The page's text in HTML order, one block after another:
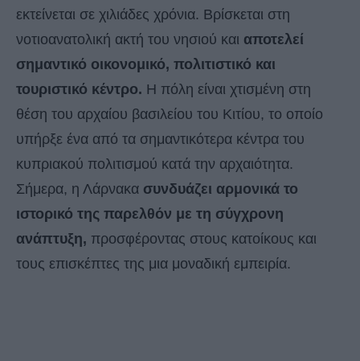
εκτείνεται σε χιλιάδες χρόνια. Βρίσκεται στη
νοτιοανατολική ακτή του νησιού και αποτελεί
σημαντικό οικονομικό, πολιτιστικό και
τουριστικό κέντρο. Η πόλη είναι χτισμένη στη
θέση του αρχαίου βασιλείου του Κιτίου, το οποίο
υπήρξε ένα από τα σημαντικότερα κέντρα του
κυπριακού πολιτισμού κατά την αρχαιότητα.
Σήμερα, η Λάρνακα συνδυάζει αρμονικά το
ιστορικό της παρελθόν με τη σύγχρονη
ανάπτυξη, προσφέροντας στους κατοίκους και
τους επισκέπτες της μια μοναδική εμπειρία.